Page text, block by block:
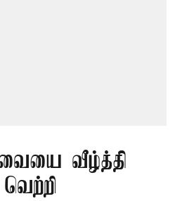
வீழ்த்தி